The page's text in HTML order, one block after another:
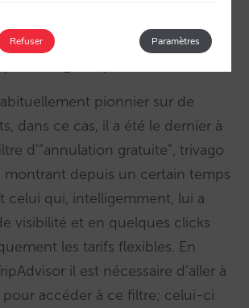
le montraient
longtemps
pionnier sur de
dans ce cas, il a été le dernier à
d’”annulation gratuite”, trivago
montrant depuis un certain temps
celui qui, intelligemment, lui a
visibilité et en quelques clicks
les tarifs flexibles. En
il est nécessaire d’aller à
pour accéder à ce filtre; celui-ci
Paramètres
Refuser